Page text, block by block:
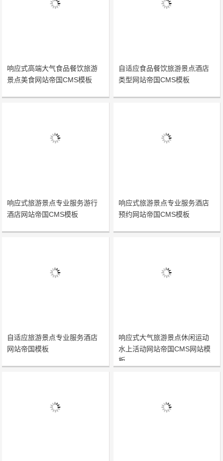
响应式高端大气食品餐饮旅游
景点美食网站帝国CMS模板
自适应食品餐饮旅游景点酒店
类型网站帝国CMS模板
响应式旅游景点专业服务游行
酒店网站帝国CMS模板
响应式旅游景点专业服务酒店
预约网站帝国CMS模板
自适应旅游景点专业服务酒店
网站帝国模板
响应式大气旅游景点休闲运动
水上活动网站帝国CMS网站模
板